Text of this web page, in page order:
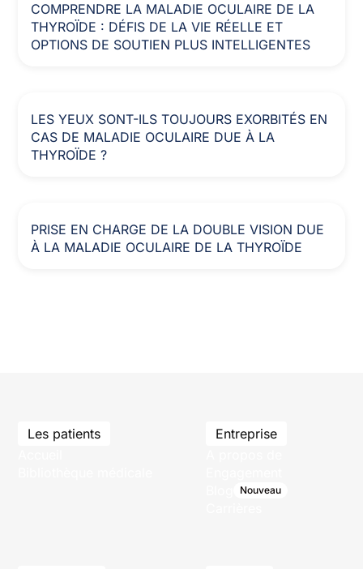
COMPRENDRE LA MALADIE OCULAIRE DE LA
THYROÏDE : DÉFIS DE LA VIE RÉELLE ET
OPTIONS DE SOUTIEN PLUS INTELLIGENTES
LES YEUX SONT-ILS TOUJOURS EXORBITÉS EN
CAS DE MALADIE OCULAIRE DUE À LA
THYROÏDE ?
PRISE EN CHARGE DE LA DOUBLE VISION DUE
À LA MALADIE OCULAIRE DE LA THYROÏDE
Les patients
Entreprise
Nouveau